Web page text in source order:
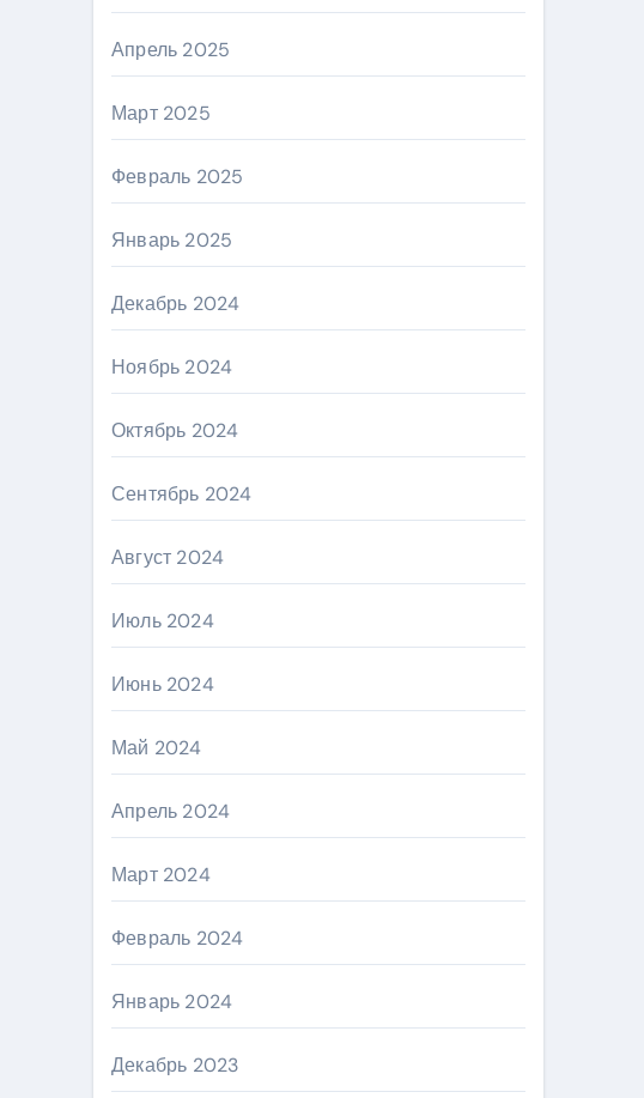
Апрель 2025
Март 2025
Февраль 2025
Январь 2025
Декабрь 2024
Ноябрь 2024
Октябрь 2024
Сентябрь 2024
Август 2024
Июль 2024
Июнь 2024
Май 2024
Апрель 2024
Март 2024
Февраль 2024
Январь 2024
Декабрь 2023